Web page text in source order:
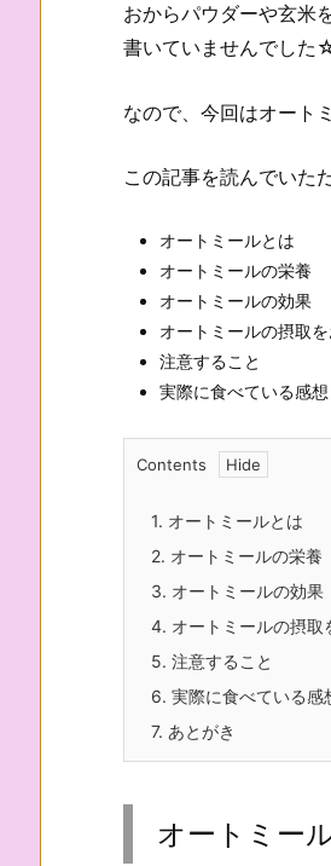
おからパウダーや玄米
書いていませんでした
なので、今回はオート
この記事を読んでいた
オートミールとは
オートミールの栄養
オートミールの効果
オートミールの摂取
注意すること
実際に食べている感想
Contents
1. オートミールとは
2. オートミールの栄養
3. オートミールの効果
4. オートミールの摂取
5. 注意すること
6. 実際に食べている感
7. あとがき
オートミー